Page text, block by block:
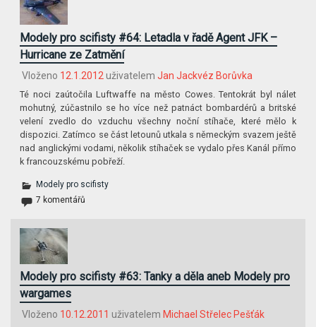
Modely pro scifisty #64: Letadla v řadě Agent JFK –
Hurricane ze Zatmění
Vloženo 12.1.2012 uživatelem Jan Jackvéz Borůvka
Té noci zaútočila Luftwaffe na město Cowes. Tentokrát byl nálet
mohutný, zúčastnilo se ho více než patnáct bombardérů a britské
velení zvedlo do vzduchu všechny noční stíhače, které mělo k
dispozici. Zatímco se část letounů utkala s německým svazem ještě
nad anglickými vodami, několik stíhaček se vydalo přes Kanál přímo
k francouzskému pobřeží.
Modely pro scifisty
7 komentářů
Modely pro scifisty #63: Tanky a děla aneb Modely pro
wargames
Vloženo 10.12.2011 uživatelem Michael Střelec Pešťák